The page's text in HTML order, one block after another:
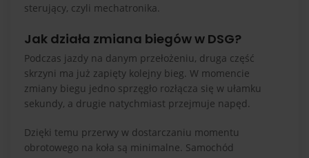
sterujący, czyli mechatronika.
Jak działa zmiana biegów w DSG?
Podczas jazdy na danym przełożeniu, druga część
skrzyni ma już zapięty kolejny bieg. W momencie
zmiany biegu jedno sprzęgło rozłącza się w ułamku
sekundy, a drugie natychmiast przejmuje napęd.
Dzięki temu przerwy w dostarczaniu momentu
obrotowego na koła są minimalne. Samochód